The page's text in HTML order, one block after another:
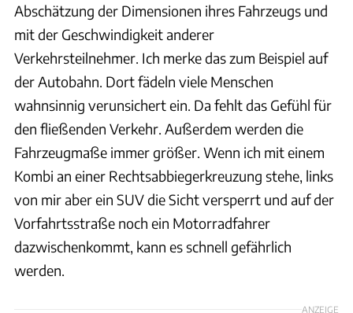
Abschätzung der Dimensionen ihres Fahrzeugs und
mit der Geschwindigkeit anderer
Verkehrsteilnehmer. Ich merke das zum Beispiel auf
der Autobahn. Dort fädeln viele Menschen
wahnsinnig verunsichert ein. Da fehlt das Gefühl für
den fließenden Verkehr. Außerdem werden die
Fahrzeugmaße immer größer. Wenn ich mit einem
Kombi an einer Rechtsabbiegerkreuzung stehe, links
von mir aber ein SUV die Sicht versperrt und auf der
Vorfahrtsstraße noch ein Motorradfahrer
dazwischenkommt, kann es schnell gefährlich
werden.
ANZEIGE